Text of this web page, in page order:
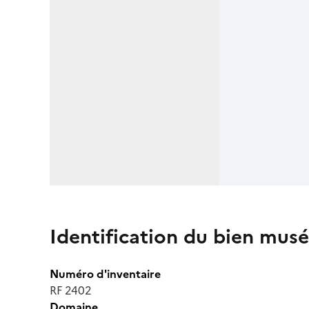
Identification du bien
Numéro d'inventaire
RF 2402